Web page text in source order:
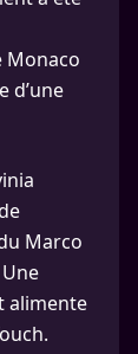
Monaco
d’une
Marco
alimente